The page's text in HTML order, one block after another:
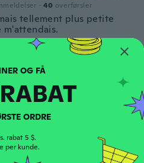
· 40 overførsler
tellement plus petite
m'attendais.
1002 anmeldelser · 10 overførsler
bischen klein
anmeldelser
ORDRE
rabat 5 $.
per kunde.